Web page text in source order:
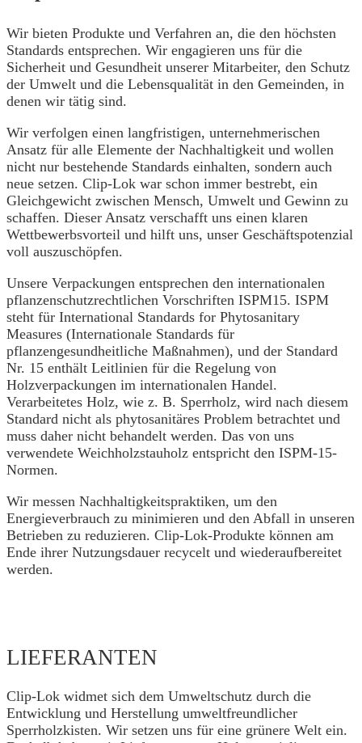
Wir bieten Produkte und Verfahren an, die den höchsten
Standards entsprechen. Wir engagieren uns für die
Sicherheit und Gesundheit unserer Mitarbeiter, den Schutz
der Umwelt und die Lebensqualität in den Gemeinden, in
denen wir tätig sind.
Wir verfolgen einen langfristigen, unternehmerischen
Ansatz für alle Elemente der Nachhaltigkeit und wollen
nicht nur bestehende Standards einhalten, sondern auch
neue setzen. Clip-Lok war schon immer bestrebt, ein
Gleichgewicht zwischen Mensch, Umwelt und Gewinn zu
schaffen. Dieser Ansatz verschafft uns einen klaren
Wettbewerbsvorteil und hilft uns, unser Geschäftspotenzial
voll auszuschöpfen.
Unsere Verpackungen entsprechen den internationalen
pflanzenschutzrechtlichen Vorschriften ISPM15. ISPM
steht für International Standards for Phytosanitary
Measures (Internationale Standards für
pflanzengesundheitliche Maßnahmen), und der Standard
Nr. 15 enthält Leitlinien für die Regelung von
Holzverpackungen im internationalen Handel.
Verarbeitetes Holz, wie z. B. Sperrholz, wird nach diesem
Standard nicht als phytosanitäres Problem betrachtet und
muss daher nicht behandelt werden. Das von uns
verwendete Weichholzstauholz entspricht den ISPM-15-
Normen.
Wir messen Nachhaltigkeitspraktiken, um den
Energieverbrauch zu minimieren und den Abfall in unseren
Betrieben zu reduzieren. Clip-Lok-Produkte können am
Ende ihrer Nutzungsdauer recycelt und wiederaufbereitet
werden.
LIEFERANTEN
Clip-Lok widmet sich dem Umweltschutz durch die
Entwicklung und Herstellung umweltfreundlicher
Sperrholzkisten. Wir setzen uns für eine grünere Welt ein.